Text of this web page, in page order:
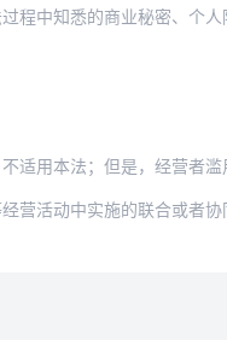
程中知悉的商业秘密、个
本法；但是，经营者滥用知
营活动中实施的联合或者